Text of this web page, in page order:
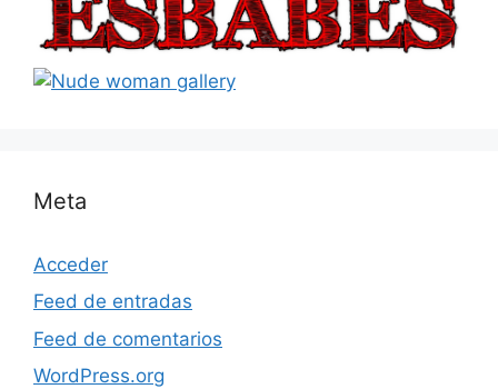
Meta
Acceder
Feed de entradas
Feed de comentarios
WordPress.org